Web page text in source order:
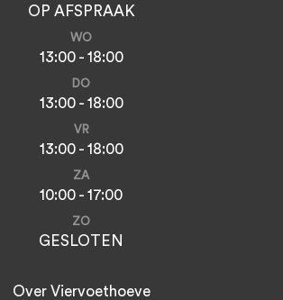
OP AFSPRAAK
WO
13:00 - 18:00
DO
13:00 - 18:00
VR
13:00 - 18:00
ZA
10:00 - 17:00
ZO
GESLOTEN
Over Viervoethoeve